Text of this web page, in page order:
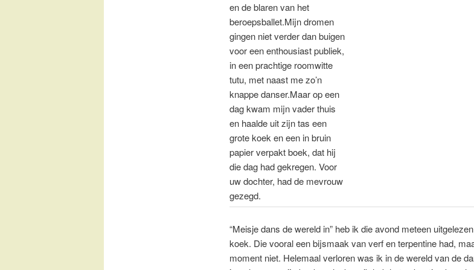
en de blaren van het
beroepsballet.Mijn dromen
gingen niet verder dan buigen
voor een enthousiast publiek,
in een prachtige roomwitte
tutu, met naast me zo’n
knappe danser.Maar op een
dag kwam mijn vader thuis
en haalde uit zijn tas een
grote koek en een in bruin
papier verpakt boek, dat hij
die dag had gekregen. Voor
uw dochter, had de mevrouw
gezegd.
“Meisje dans de wereld in” heb ik die avond meteen
koek. Die vooral een bijsmaak van verf en terpentine had,
moment niet. Helemaal verloren was ik in de wereld van de